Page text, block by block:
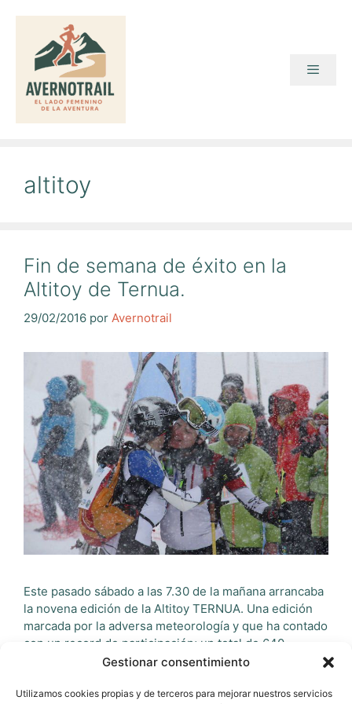
Gestionar consentimiento
Utilizamos cookies propias y de terceros para mejorar nuestros servicios
contenido
altitoy
Fin de semana de éxito en la
Altitoy de Ternua.
29/02/2016 por Avernotrail
Este pasado sábado a las 7.30 de la mañana arrancaba
la novena edición de la Altitoy TERNUA. Una edición
marcada por la adversa meteorología y que ha contado
con un record de participación; un total de 640
corredores para completar los dos recorridos A y B
llegada han …Leer más